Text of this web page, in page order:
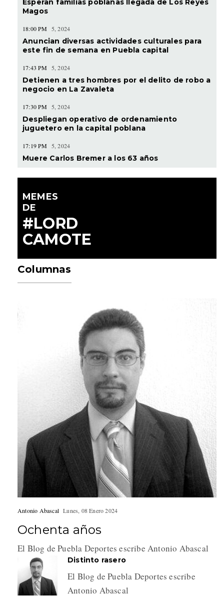
Esperan familias poblanas llegada de Los Reyes
Magos
18:00 PM 5, 2024
Anuncian diversas actividades culturales para
este fin de semana en Puebla capital
17:43 PM 5, 2024
Detienen a tres hombres por el delito de robo a
negocio en La Zavaleta
17:30 PM 5, 2024
Despliegan operativo de ordenamiento
juguetero en la capital poblana
17:19 PM 5, 2024
Muere Carlos Bremer a los 63 años
MEMES
DE
#LORD
CAMOTE
Columnas
Antonio Abascal Lunes, 08 Enero 2024
Ochenta años
El Blog de Puebla Deportes escribe Antonio Abascal
Distinto rasero
El Blog de Puebla Deportes escribe
Antonio Abascal